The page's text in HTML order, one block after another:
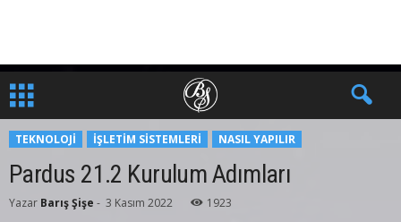
TEKNOLOJI İŞLETIM SISTEMLERI NASIL YAPILIR
Pardus 21.2 Kurulum Adımları
Yazar Barış Şişe - 3 Kasım 2022 1923